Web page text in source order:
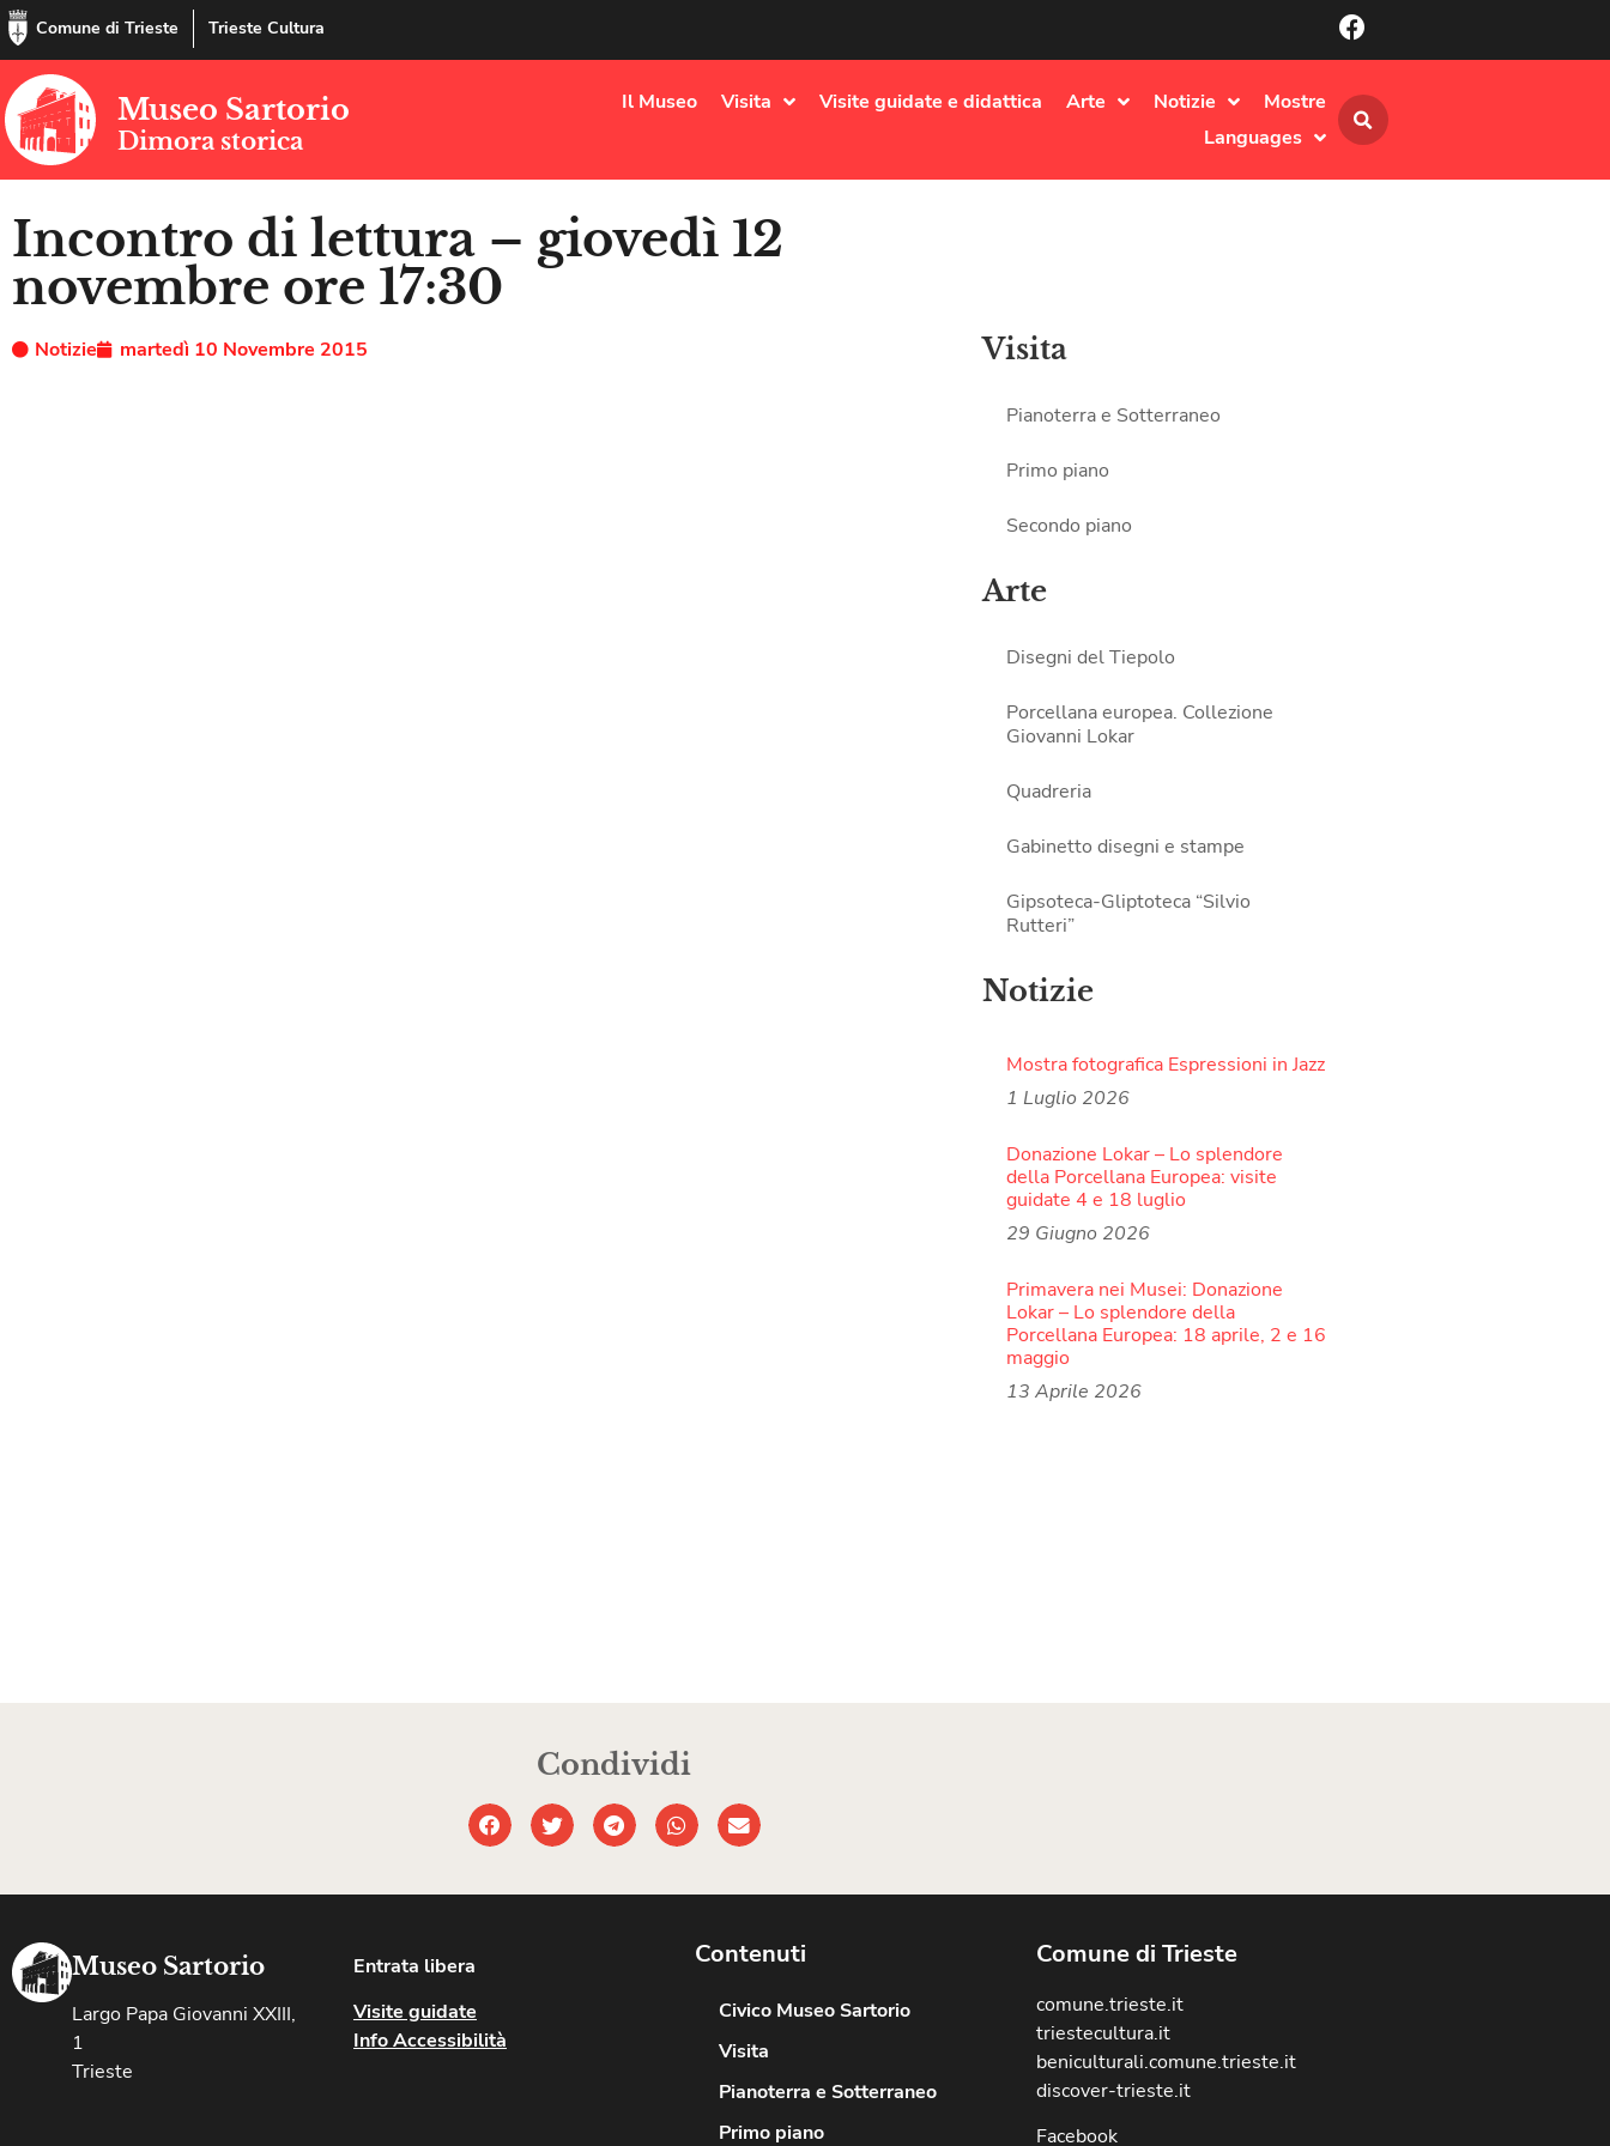
Comune di Trieste Trieste Cultura
Museo Sartorio
Dimora storica
Il Museo Visita Visite guidate e didattica Arte Notizie
Mostre
Languages
Incontro di lettura – giovedì 12
novembre ore 17:30
Notizie martedì 10 Novembre 2015 Visita
Pianoterra e Sotterraneo
Primo piano
Secondo piano
Arte
Disegni del Tiepolo
Porcellana europea. Collezione
Giovanni Lokar
Quadreria
Gabinetto disegni e stampe
Gipsoteca-Gliptoteca “Silvio
Rutteri”
Notizie
Mostra fotografica Espressioni in Jazz
1 Luglio 2026
Donazione Lokar – Lo splendore
della Porcellana Europea: visite
guidate 4 e 18 luglio
29 Giugno 2026
Primavera nei Musei: Donazione
Lokar – Lo splendore della
Porcellana Europea: 18 aprile, 2 e 16
maggio
13 Aprile 2026
Condividi
Museo Sartorio
Largo Papa Giovanni XXIII,
1
Trieste
Entrata libera
Visite guidate
Info Accessibilità
Contenuti
Civico Museo Sartorio
Visita
Pianoterra e Sotterraneo
Primo piano
Comune di Trieste
comune.trieste.it
triestecultura.it
beniculturali.comune.trieste.it
discover-trieste.it
Facebook